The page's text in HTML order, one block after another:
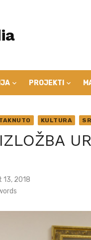
PROJEKTI
KULTURA
13, 2018